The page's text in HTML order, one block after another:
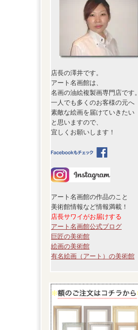
店長の澤井です。
アート名画館は、
名画の油絵複製画専門店です。
一人でも多くのお客様の元へ
素敵な絵画を届けていきたい
と思いますので、
宜しくお願いします！
アート名画館の作品のこと
美術館情報など情報満載！
店長サワイがお届けする
アート名画館公式ブログ
巨匠の美術館
絵画の美術館
有名絵画（アート）の美術館